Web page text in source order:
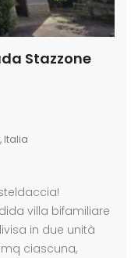
Stazzone
Italia
villa bifamiliare
in due unità
ciascuna,